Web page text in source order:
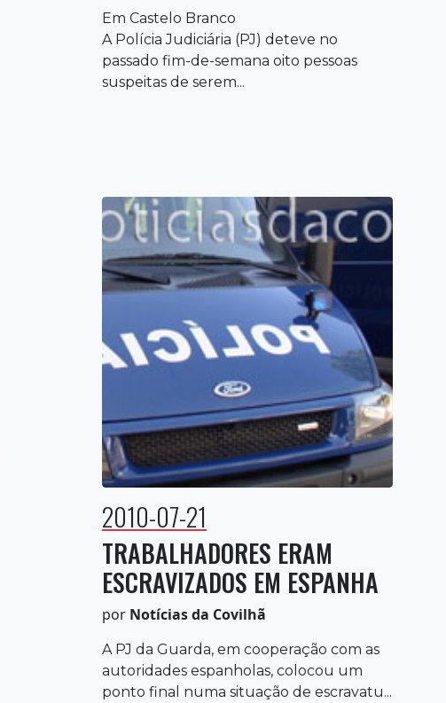
Em Castelo Branco
A Polícia Judiciária (PJ) deteve no
passado fim-de-semana oito pessoas
suspeitas de serem...
2010-07-21
TRABALHADORES ERAM
ESCRAVIZADOS EM ESPANHA
por Notícias da Covilhã
A PJ da Guarda, em cooperação com as
autoridades espanholas, colocou um
ponto final numa situação de escravatu...